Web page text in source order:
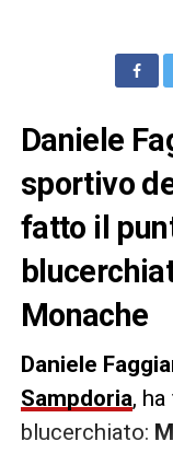
Daniele
sportivo
fatto il
Monache
Daniele
Sampdoria,
blucerchiato: